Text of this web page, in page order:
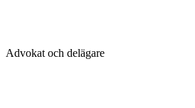
Advokat och delägare